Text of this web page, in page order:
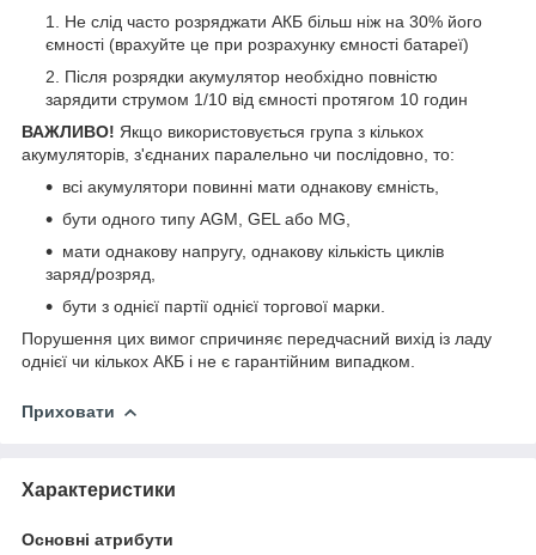
Не слід часто розряджати АКБ більш ніж на 30% його
ємності (врахуйте це при розрахунку ємності батареї)
Після розрядки акумулятор необхідно повністю
зарядити струмом 1/10 від ємності протягом 10 годин
ВАЖЛИВО! Якщо використовується група з кількох
акумуляторів, з'єднаних паралельно чи послідовно, то:
всі акумулятори повинні мати однакову ємність,
бути одного типу AGM, GEL або MG,
мати однакову напругу, однакову кількість циклів
заряд/розряд,
бути з однієї партії однієї торгової марки.
Порушення цих вимог спричиняє передчасний вихід із ладу
однієї чи кількох АКБ і не є гарантійним випадком.
Приховати
Характеристики
Основні атрибути